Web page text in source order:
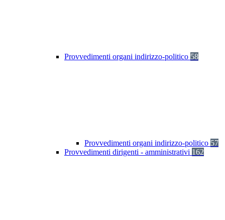
Provvedimenti organi indirizzo-politico 58
Provvedimenti organi indirizzo-politico 57
Provvedimenti dirigenti - amministrativi 162